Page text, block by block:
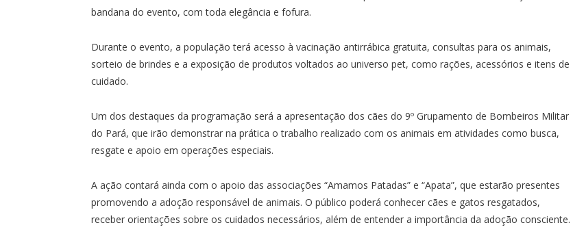
bandana do evento, com toda elegância e fofura.
Durante o evento, a população terá acesso à vacinação antirrábica gratuita, consultas para os animais,
sorteio de brindes e a exposição de produtos voltados ao universo pet, como rações, acessórios e itens de
cuidado.
Um dos destaques da programação será a apresentação dos cães do 9º Grupamento de Bombeiros Militar
do Pará, que irão demonstrar na prática o trabalho realizado com os animais em atividades como busca,
resgate e apoio em operações especiais.
A ação contará ainda com o apoio das associações “Amamos Patadas” e “Apata”, que estarão presentes
promovendo a adoção responsável de animais. O público poderá conhecer cães e gatos resgatados,
receber orientações sobre os cuidados necessários, além de entender a importância da adoção consciente.